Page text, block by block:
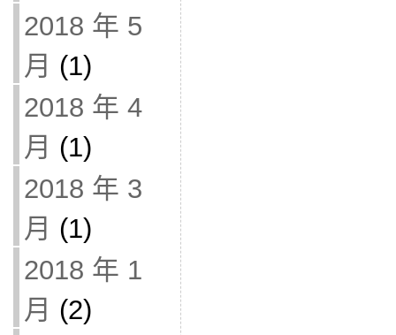
2018 年 5
月 (1)
2018 年 4
月 (1)
2018 年 3
月 (1)
2018 年 1
月 (2)